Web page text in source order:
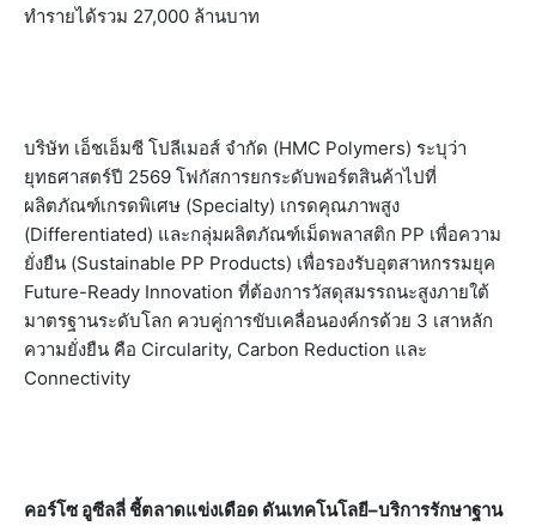
ทำรายได้รวม 27,000 ล้านบาท
บริษัท เอ็ชเอ็มซี โปลีเมอส์ จำกัด (HMC Polymers) ระบุว่า
ยุทธศาสตร์ปี 2569 โฟกัสการยกระดับพอร์ตสินค้าไปที่
ผลิตภัณฑ์เกรดพิเศษ (Specialty) เกรดคุณภาพสูง
(Differentiated) และกลุ่มผลิตภัณฑ์เม็ดพลาสติก PP เพื่อความ
ยั่งยืน (Sustainable PP Products) เพื่อรองรับอุตสาหกรรมยุค
Future-Ready Innovation ที่ต้องการวัสดุสมรรถนะสูงภายใต้
มาตรฐานระดับโลก ควบคู่การขับเคลื่อนองค์กรด้วย 3 เสาหลัก
ความยั่งยืน คือ Circularity, Carbon Reduction และ
Connectivity
คอร์โซ อูซีลลี่ ชี้ตลาดแข่งเดือด ดันเทคโนโลยี–บริการรักษาฐาน